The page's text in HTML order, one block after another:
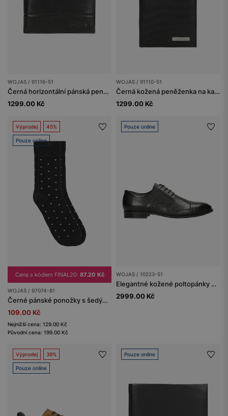
WOJAS / 91116-51
Černá horizontální pánská peněženka na karty a mince
1299.00 Kč
WOJAS / 91110-51
Černá kožená peněženka na karty
1299.00 Kč
Výprodej 45%
Pouze online
Cena s kódem FINAL20: 87.20 Kč
WOJAS / 97074-81
Černé pánské ponožky s šedými puntíky
109.00 Kč
Nejnižší cena: 129.00 Kč
Původní cena: 199.00 Kč
Pouze online
WOJAS / 10223-51
Elegantné kožené poltopánky s ozdobným šitím
2999.00 Kč
Výprodej 39%
Pouze online
Pouze online